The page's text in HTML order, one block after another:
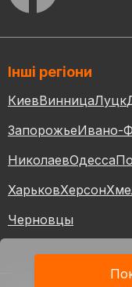
Інші регіони
КиевВинницаЛуцк
ЗапорожьеИвано-
НиколаевОдесса
ХарьковХерсон
Черновцы